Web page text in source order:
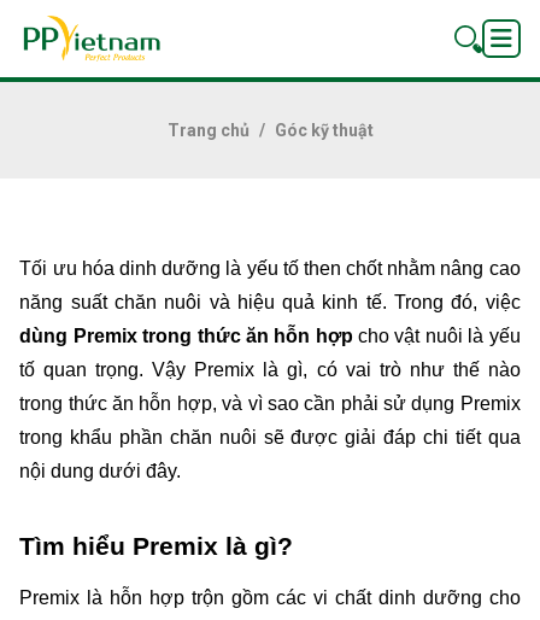
Trang chủ Góc kỹ thuật
Tối ưu hóa dinh dưỡng là yếu tố then chốt nhằm nâng cao
năng suất chăn nuôi và hiệu quả kinh tế. Trong đó, việc
dùng Premix trong thức ăn hỗn hợp cho vật nuôi là yếu
tố quan trọng. Vậy Premix là gì, có vai trò như thế nào
trong thức ăn hỗn hợp, và vì sao cần phải sử dụng Premix
trong khẩu phần chăn nuôi sẽ được giải đáp chi tiết qua
nội dung dưới đây.
Tìm hiểu Premix là gì?
Premix là hỗn hợp trộn gồm các vi chất dinh dưỡng cho